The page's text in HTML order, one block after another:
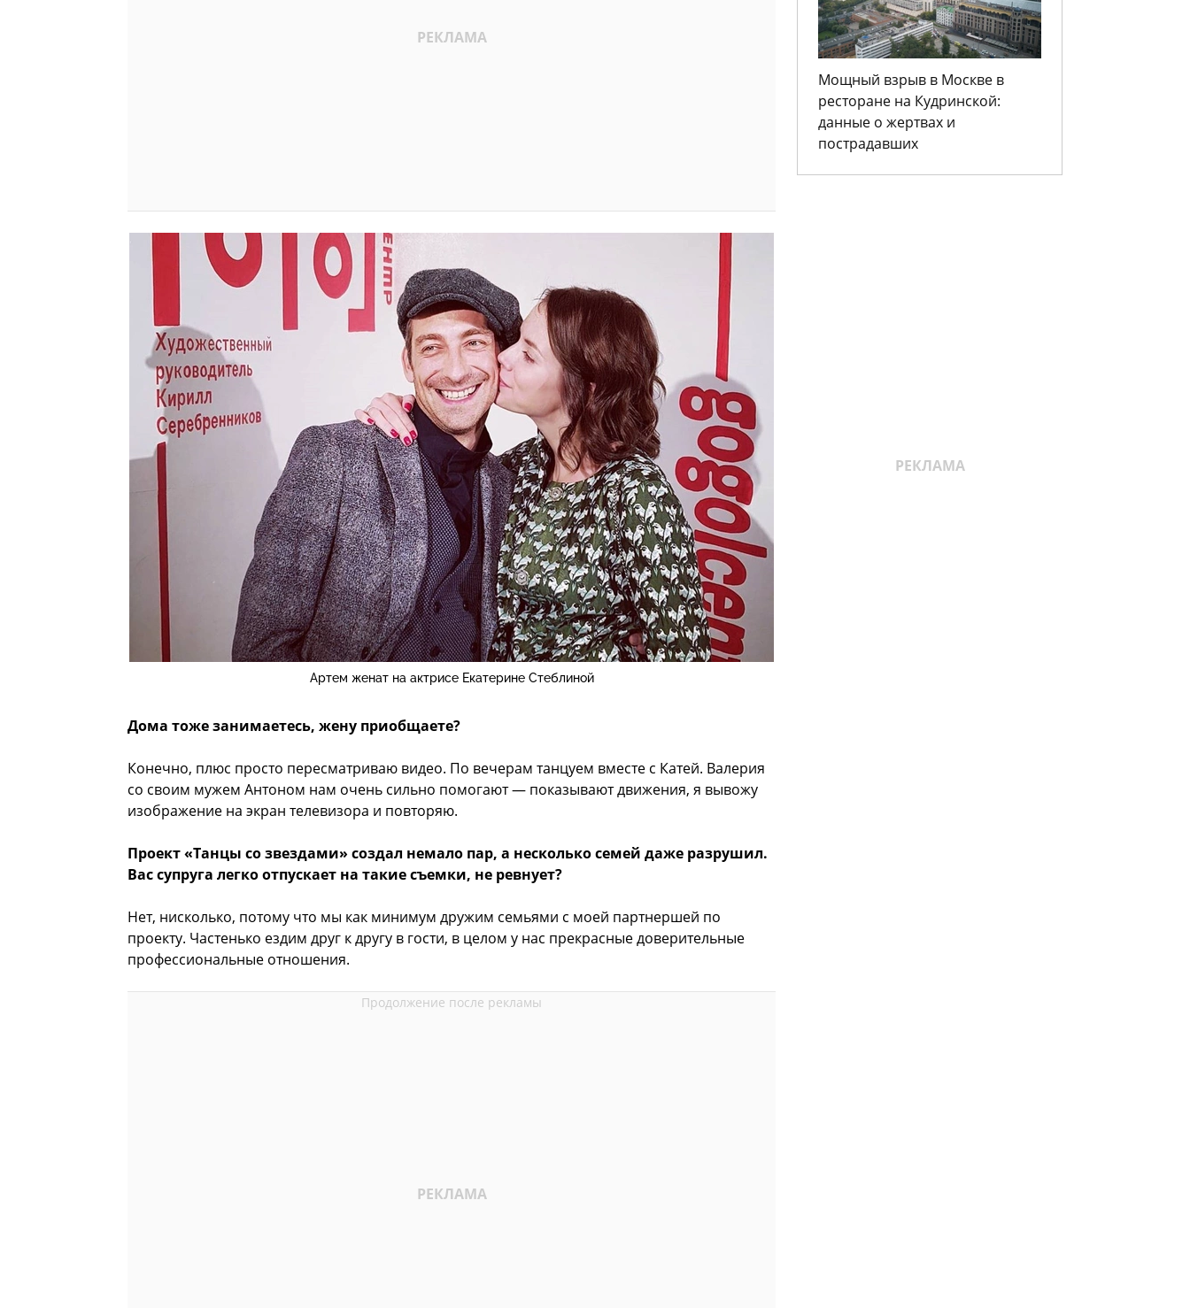
Артем женат на актрисе Екатерине Стеблиной
Дома тоже занимаетесь, жену приобщаете?
Конечно, плюс просто пересматриваю видео. По вечерам танцуем вместе с Катей. Валерия
со своим мужем Антоном нам очень сильно помогают — показывают движения, я вывожу
изображение на экран телевизора и повторяю.
Проект «Танцы со звездами» создал немало пар, а несколько семей даже разрушил.
Вас супруга легко отпускает на такие съемки, не ревнует?
Нет, нисколько, потому что мы как минимум дружим семьями с моей партнершей по
проекту. Частенько ездим друг к другу в гости, в целом у нас прекрасные доверительные
профессиональные отношения.
Мощный взрыв в Москве в
ресторане на Кудринской:
данные о жертвах и
пострадавших